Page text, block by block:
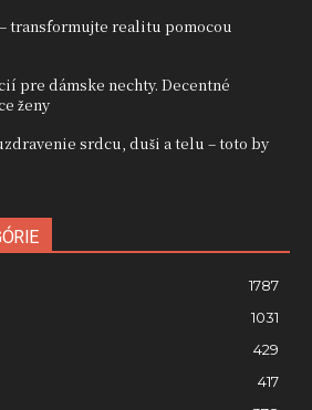
transformujte realitu pomocou
pre dámske nechty. Decentné
ženy
srdcu, duši a telu – toto by
1787
1031
429
417